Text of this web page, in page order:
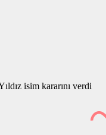
isim kararını verdi